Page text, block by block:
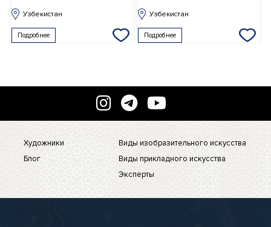
Узбекистан
Подробнее
Узбекистан
Подробнее
Художники
Блог
Виды изобразительного искусства
Виды прикладного искусства
Эксперты